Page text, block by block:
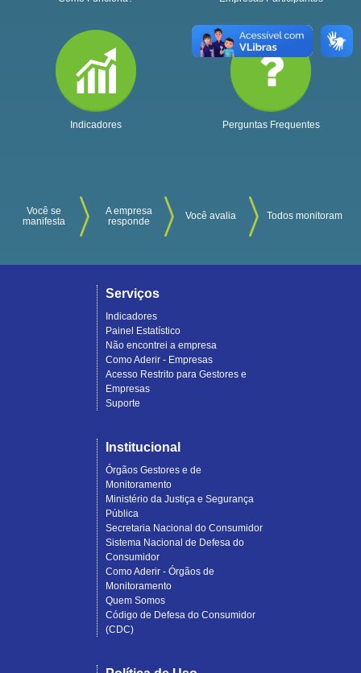
Indicadores Perguntas Frequentes
Você se
manifesta
A empresa
responde
Você avalia Todos monitoram
Serviços
Indicadores
Painel Estatístico
Não encontrei a empresa
Como Aderir - Empresas
Acesso Restrito para Gestores e
Empresas
Suporte
Institucional
Órgãos Gestores e de
Monitoramento
Ministério da Justiça e Segurança
Pública
Secretaria Nacional do Consumidor
Sistema Nacional de Defesa do
Consumidor
Como Aderir - Órgãos de
Monitoramento
Quem Somos
Código de Defesa do Consumidor
(CDC)